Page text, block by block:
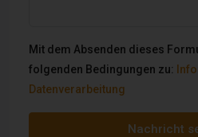
Mit dem Absenden dieses
folgenden Bedingungen zu:
Datenverarbeitung
Nachricht